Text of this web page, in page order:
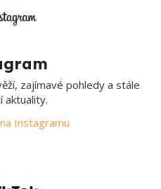
zajímavé pohledy a stále
aktuality.
Instagramu